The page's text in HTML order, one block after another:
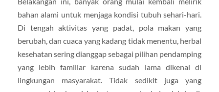
bahan alami untuk menjaga kondisi tubuh sehari-hari.
Di tengah aktivitas yang padat, pola makan yang
berubah, dan cuaca yang kadang tidak menentu, herbal
kesehatan sering dianggap sebagai pilihan pendamping
yang lebih familiar karena sudah lama dikenal di
lingkungan masyarakat. Tidak sedikit juga yang